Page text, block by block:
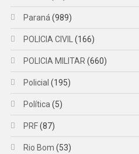
Paraná (989)
POLICIA CIVIL (166)
POLICIA MILITAR (660)
Policial (195)
Política (5)
PRF(87)
Rio Bom (53)